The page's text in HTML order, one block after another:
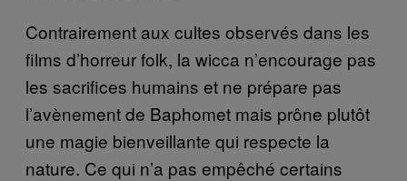
Contrairement aux cultes observés dans les
films d’horreur folk, la wicca n’encourage pas
les sacrifices humains et ne prépare pas
l’avènement de Baphomet mais prône plutôt
une magie bienveillante qui respecte la
nature. Ce qui n’a pas empêché certains